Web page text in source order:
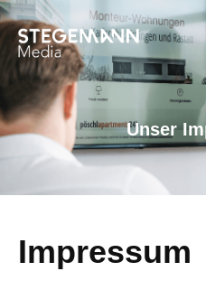
Unser
Impressum